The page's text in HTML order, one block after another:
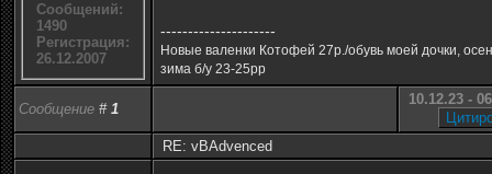
Сообщений:
1490
Регистрация:
26.12.2007
---------------------
Новые валенки Котофей 27р./обувь моей дочки,
зима б/у 23-25рр
Сообщение # 1
10.12.23 -
RE: vBAdvenced